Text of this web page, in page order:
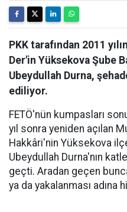
PKK tarafından 2011
Der'in Yüksekova Şube
Ubeydullah Durna,
ediliyor.
FETÖ'nün kumpasları
yıl sonra yeniden açılan
Hakkâri'nin Yüksekova
Ubeydullah Durna'nın
geçti. Aradan geçen
ya da yakalanması adına